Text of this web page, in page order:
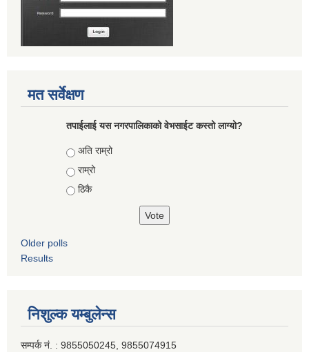
मत सर्वेक्षण
तपाईलाई यस नगरपालिकाको वेभसाईट कस्तो लाग्यो?
Choices
अति राम्रो
राम्रो
ठिकै
Older polls
Results
निशुल्क यम्बुलेन्स
सम्पर्क नं. : 9855050245, 9855074915